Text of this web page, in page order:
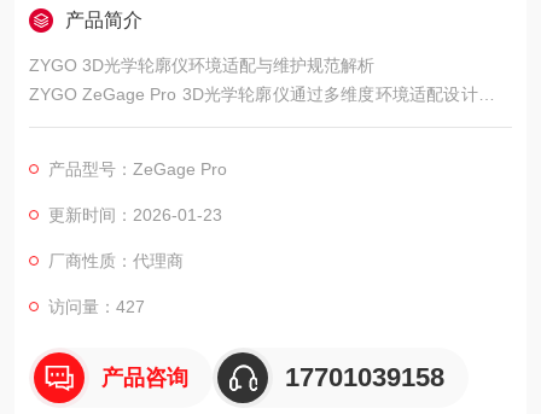
产品简介
ZYGO 3D光学轮廓仪环境适配与维护规范解析
ZYGO ZeGage Pro 3D光学轮廓仪通过多维度环境适配设计与标
准化维护流程，确保设备在复杂环境中的稳定运行与精准测量，
产品型号：ZeGage Pro
更新时间：2026-01-23
厂商性质：代理商
访问量：427
产品咨询 17701039158